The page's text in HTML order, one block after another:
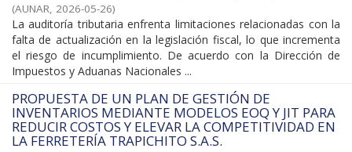
(AUNAR, 2026-05-26)
La auditoría tributaria enfrenta limitaciones relacionadas con la
falta de actualización en la legislación fiscal, lo que incrementa
el riesgo de incumplimiento. De acuerdo con la Dirección de
Impuestos y Aduanas Nacionales ...
PROPUESTA DE UN PLAN DE GESTIÓN DE
INVENTARIOS MEDIANTE MODELOS EOQ Y JIT PARA
REDUCIR COSTOS Y ELEVAR LA COMPETITIVIDAD EN
LA FERRETERÍA TRAPICHITO S.A.S.